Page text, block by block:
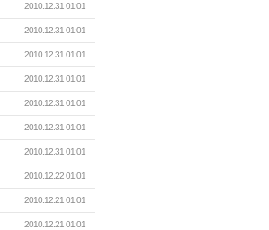
2010.12.31 01:01
2010.12.31 01:01
2010.12.31 01:01
2010.12.31 01:01
2010.12.31 01:01
2010.12.31 01:01
2010.12.31 01:01
2010.12.22 01:01
2010.12.21 01:01
2010.12.21 01:01